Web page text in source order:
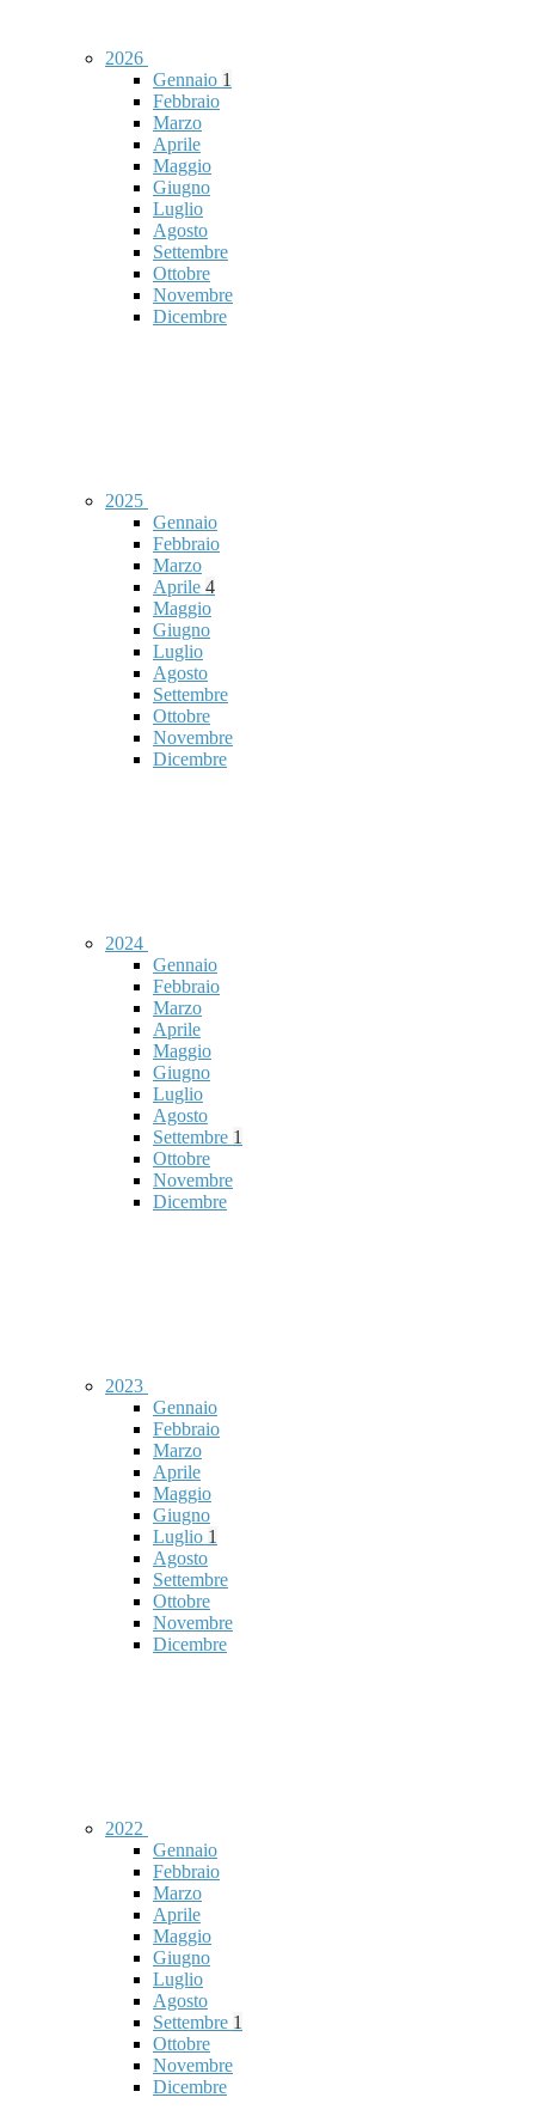
2026
Gennaio 1
Febbraio
Marzo
Aprile
Maggio
Giugno
Luglio
Agosto
Settembre
Ottobre
Novembre
Dicembre
2025
Gennaio
Febbraio
Marzo
Aprile 4
Maggio
Giugno
Luglio
Agosto
Settembre
Ottobre
Novembre
Dicembre
2024
Gennaio
Febbraio
Marzo
Aprile
Maggio
Giugno
Luglio
Agosto
Settembre 1
Ottobre
Novembre
Dicembre
2023
Gennaio
Febbraio
Marzo
Aprile
Maggio
Giugno
Luglio 1
Agosto
Settembre
Ottobre
Novembre
Dicembre
2022
Gennaio
Febbraio
Marzo
Aprile
Maggio
Giugno
Luglio
Agosto
Settembre 1
Ottobre
Novembre
Dicembre